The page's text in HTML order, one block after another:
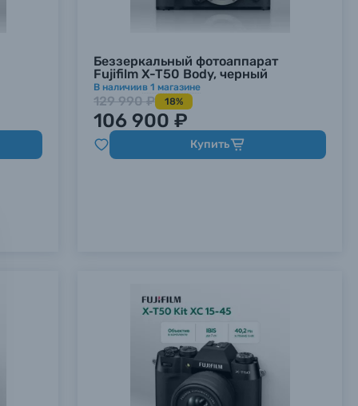
Беззеркальный фотоаппарат
Fujifilm X-T50 Body, черный
В наличиив1 магазине
129 990 ₽ 18%
106 900 ₽
Купить